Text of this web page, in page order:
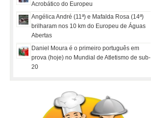
Acrobático do Europeu
Angélica André (11ª) e Mafalda Rosa (14ª)
brilharam nos 10 km do Europeu de Águas
Abertas
Daniel Moura é o primeiro português em
prova (hoje) no Mundial de Atletismo de sub-
20